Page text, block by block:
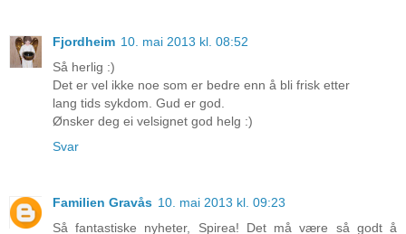
Fjordheim 10. mai 2013 kl. 08:52
Så herlig :)
Det er vel ikke noe som er bedre enn å bli frisk etter
lang tids sykdom. Gud er god.
Ønsker deg ei velsignet god helg :)
Svar
Familien Gravås 10. mai 2013 kl. 09:23
Så fantastiske nyheter, Spirea! Det må være så godt å